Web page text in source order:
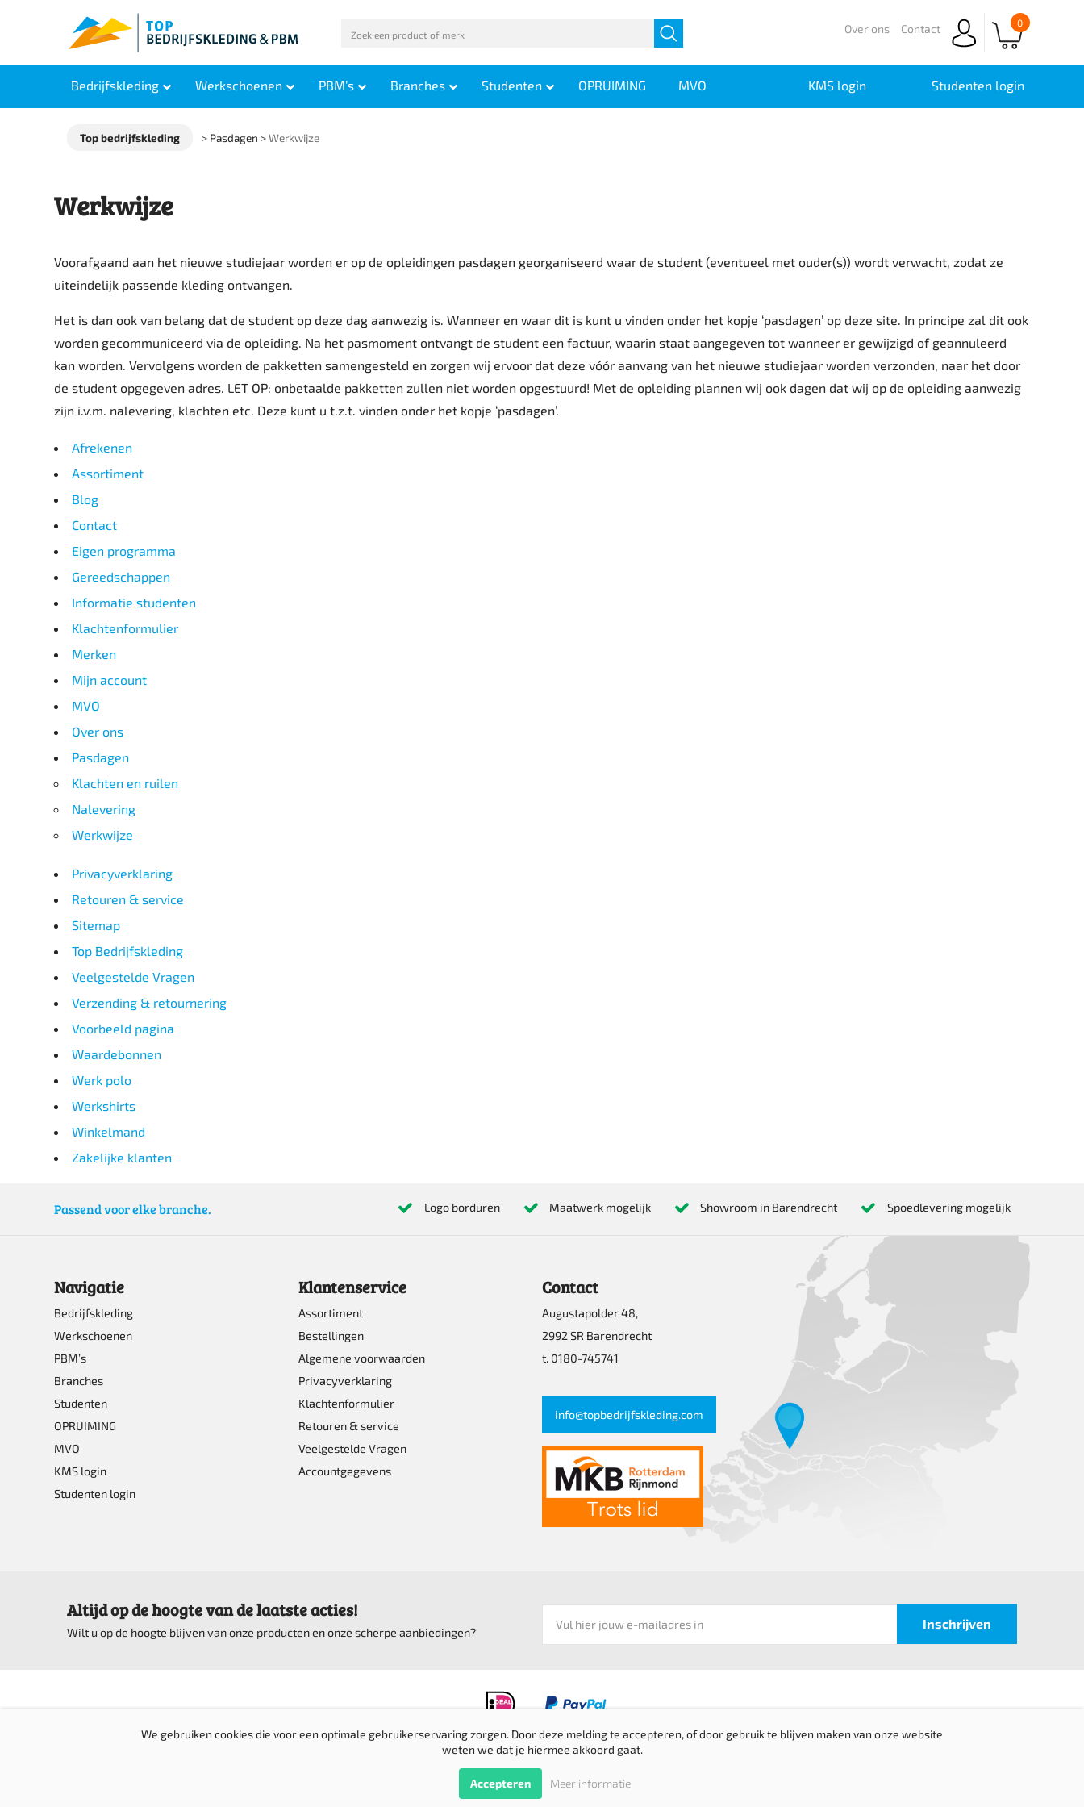
0
Over ons Contact
Bedrijfskleding Werkschoenen PBM’s Branches Studenten OPRUIMING MVO KMS login Studenten login
Top bedrijfskleding > Pasdagen >Werkwijze
Werkwijze
Voorafgaand aan het nieuwe studiejaar worden er op de opleidingen pasdagen georganiseerd waar de student (eventueel met ouder(s)) wordt verwacht, zodat ze
uiteindelijk passende kleding ontvangen.
Het is dan ook van belang dat de student op deze dag aanwezig is. Wanneer en waar dit is kunt u vinden onder het kopje ‘pasdagen’ op deze site. In principe zal dit ook
worden gecommuniceerd via de opleiding. Na het pasmoment ontvangt de student een factuur, waarin staat aangegeven tot wanneer er gewijzigd of geannuleerd
kan worden. Vervolgens worden de pakketten samengesteld en zorgen wij ervoor dat deze vóór aanvang van het nieuwe studiejaar worden verzonden, naar het door
de student opgegeven adres. LET OP: onbetaalde pakketten zullen niet worden opgestuurd! Met de opleiding plannen wij ook dagen dat wij op de opleiding aanwezig
zijn i.v.m. nalevering, klachten etc. Deze kunt u t.z.t. vinden onder het kopje ‘pasdagen’.
Afrekenen
Assortiment
Blog
Contact
Eigen programma
Gereedschappen
Informatie studenten
Klachtenformulier
Merken
Mijn account
MVO
Over ons
Pasdagen
Klachten en ruilen
Nalevering
Werkwijze
Privacyverklaring
Retouren & service
Sitemap
Top Bedrijfskleding
Veelgestelde Vragen
Verzending & retournering
Voorbeeld pagina
Waardebonnen
Werk polo
Werkshirts
Winkelmand
Zakelijke klanten
Passend voor elke branche. Logo borduren Maatwerk mogelijk Showroom in Barendrecht Spoedlevering mogelijk
Navigatie
Bedrijfskleding
Werkschoenen
PBM’s
Branches
Studenten
OPRUIMING
MVO
KMS login
Studenten login
Klantenservice
Assortiment
Bestellingen
Algemene voorwaarden
Privacyverklaring
Klachtenformulier
Retouren & service
Veelgestelde Vragen
Accountgegevens
Contact
Augustapolder 48,
2992 SR Barendrecht
t. 0180-745741
info@topbedrijfskleding.com
Altijd op de hoogte van de laatste acties!
Wilt u op de hoogte blijven van onze producten en onze scherpe aanbiedingen?
Verzending & retournering
We gebruiken cookies die voor een optimale gebruikerservaring zorgen. Door deze melding te accepteren, of door gebruik te blijven maken van onze website
weten we dat je hiermee akkoord gaat.
Accepteren Meer informatie